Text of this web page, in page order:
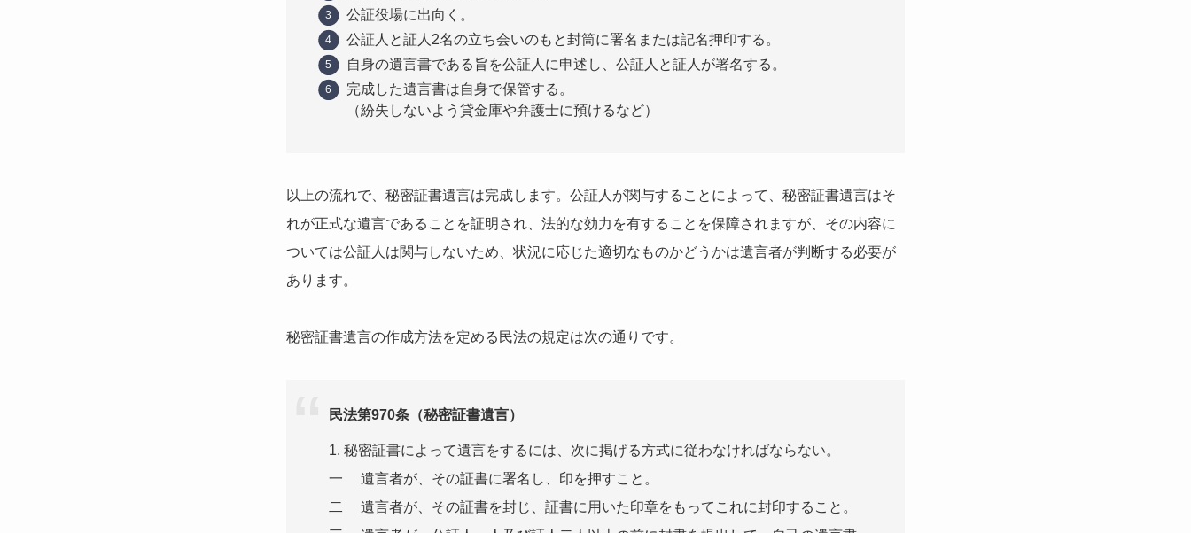
公証役場に出向く。
公証人と証人2名の立ち会いのもと封筒に署名または記名押印する。
自身の遺言書である旨を公証人に申述し、公証人と証人が署名する。
完成した遺言書は自身で保管する。
（紛失しないよう貸金庫や弁護士に預けるなど）
以上の流れで、秘密証書遺言は完成します。公証人が関与することによって、秘密証書遺言はそ
れが正式な遺言であることを証明され、法的な効力を有することを保障されますが、その内容に
ついては公証人は関与しないため、状況に応じた適切なものかどうかは遺言者が判断する必要が
あります。
秘密証書遺言の作成方法を定める民法の規定は次の通りです。
民法第970条（秘密証書遺言）
1. 秘密証書によって遺言をするには、次に掲げる方式に従わなければならない。
一 遺言者が、その証書に署名し、印を押すこと。
二 遺言者が、その証書を封じ、証書に用いた印章をもってこれに封印すること。